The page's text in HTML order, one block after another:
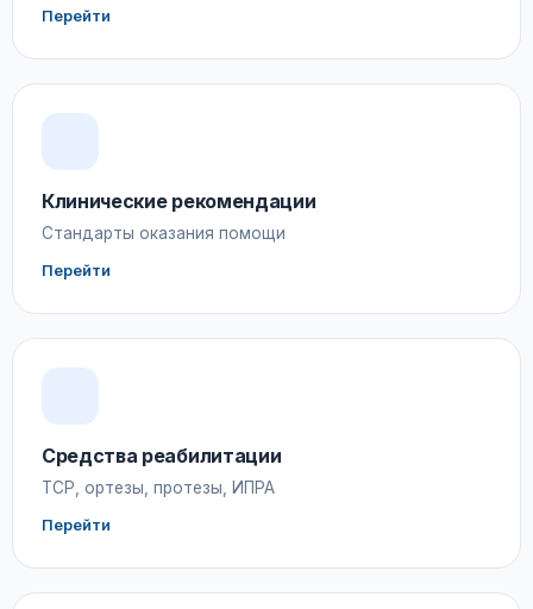
Перейти
Клинические рекомендации
Стандарты оказания помощи
Перейти
Средства реабилитации
ТСР, ортезы, протезы, ИПРА
Перейти